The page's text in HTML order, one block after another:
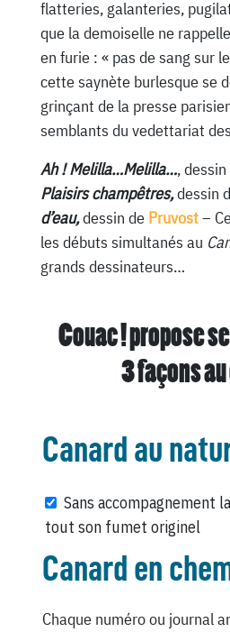
flatteries, galanteries,
que la demoiselle ne
en furie : « pas de sang sur
cette saynète burlesque se
grinçant de la presse
semblants du vedettariat
Ah ! Melilla…Melilla…, dessin
Plaisirs champêtres,dessin
d’eau,dessin de Pruvost–
les débuts simultanés au
grands dessinateurs…
Couac ! propose
3 façons
Canard au
Sans accompagnement
tout son fumet originel
Canard en
Chaque numéro ou journal